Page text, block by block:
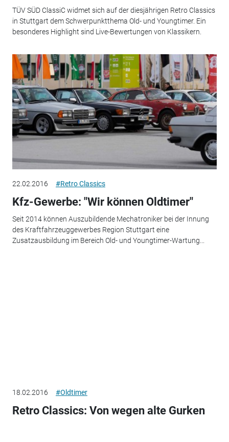
TÜV SÜD ClassiC widmet sich auf der diesjährigen Retro Classics
in Stuttgart dem Schwerpunktthema Old- und Youngtimer. Ein
besonderes Highlight sind Live-Bewertungen von Klassikern.
22.02.2016 #Retro Classics
Kfz-Gewerbe: "Wir können Oldtimer"
Seit 2014 können Auszubildende Mechatroniker bei der Innung
des Kraftfahrzeuggewerbes Region Stuttgart eine
Zusatzausbildung im Bereich Old- und Youngtimer-Wartung...
18.02.2016 #Oldtimer
Retro Classics: Von wegen alte Gurken